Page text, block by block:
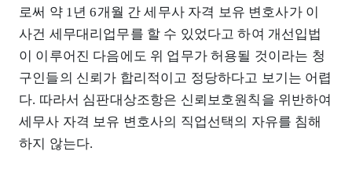
로써 약 1년 6개월 간 세무사 자격 보유 변호사가 이
사건 세무대리업무를 할 수 있었다고 하여 개선입법
이 이루어진 다음에도 위 업무가 허용될 것이라는 청
구인들의 신뢰가 합리적이고 정당하다고 보기는 어렵
다. 따라서 심판대상조항은 신뢰보호원칙을 위반하여
세무사 자격 보유 변호사의 직업선택의 자유를 침해
하지 않는다.